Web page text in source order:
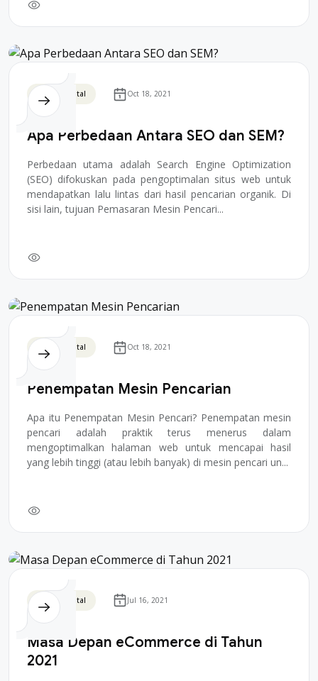
Bisnis Digital Oct 18, 2021
Apa Perbedaan Antara SEO dan SEM?
Perbedaan utama adalah Search Engine Optimization
(SEO) difokuskan pada pengoptimalan situs web untuk
mendapatkan lalu lintas dari hasil pencarian organik. Di
sisi lain, tujuan Pemasaran Mesin Pencari...
Bisnis Digital Oct 18, 2021
Penempatan Mesin Pencarian
Apa itu Penempatan Mesin Pencari? Penempatan mesin
pencari adalah praktik terus menerus dalam
mengoptimalkan halaman web untuk mencapai hasil
yang lebih tinggi (atau lebih banyak) di mesin pencari un...
Bisnis Digital Jul 16, 2021
Masa Depan eCommerce di Tahun
2021